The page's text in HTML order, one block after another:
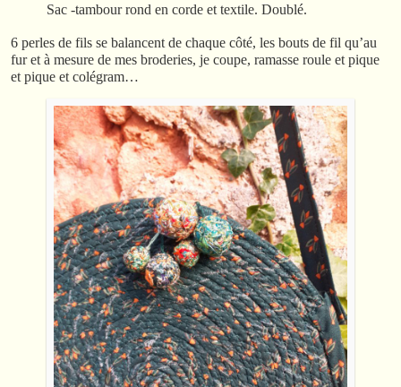
Sac -tambour rond en corde et textile. Doublé.
6 perles de fils se balancent de chaque côté, les bouts de fil qu’au
fur et à mesure de mes broderies, je coupe, ramasse roule et pique
et pique et colégram…